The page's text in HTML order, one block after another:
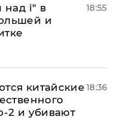
над і" в
и
18:55
китайские
2 и убивают
18:36